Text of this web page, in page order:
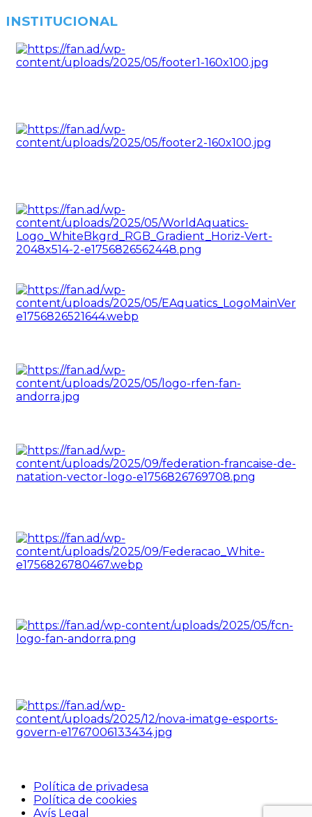
INSTITUCIONAL
Política de privadesa
Política de cookies
Avís Legal